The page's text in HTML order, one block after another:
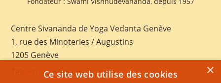
Centre Sivananda de Yoga Vedanta Genève
1, rue des Minoteries / Augustins
1205 Genève
+41 022 328 03 28 ×
Ce site web utilise des cookies